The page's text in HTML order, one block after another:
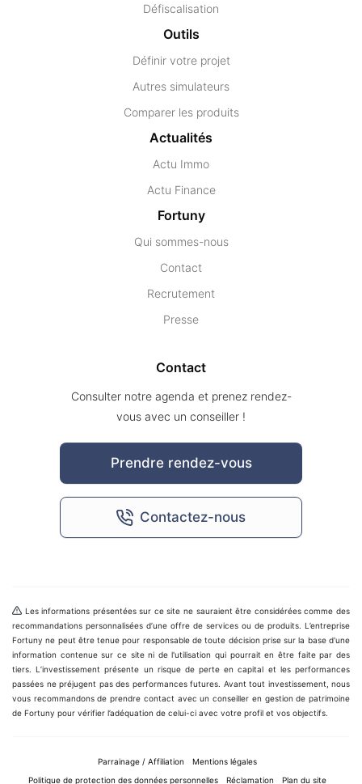
Défiscalisation
Outils
Définir votre projet
Autres simulateurs
Comparer les produits
Actualités
Actu Immo
Actu Finance
Fortuny
Qui sommes-nous
Contact
Recrutement
Presse
Contact
Consulter notre agenda et prenez rendez-
vous avec un conseiller !
Prendre rendez-vous
Contactez-nous
Les informations présentées sur ce site ne sauraient être considérées comme des
recommandations personnalisées d’une offre de services ou de produits. L’entreprise
Fortuny ne peut être tenue pour responsable de toute décision prise sur la base d'une
information contenue sur ce site ni de l'utilisation qui pourrait en être faite par des
tiers. L’investissement présente un risque de perte en capital et les performances
passées ne préjugent pas des performances futures. Avant tout investissement, nous
vous recommandons de prendre contact avec un conseiller en gestion de patrimoine
de Fortuny pour vérifier l’adéquation de celui-ci avec votre profil et vos objectifs.
Parrainage / Affiliation
Mentions légales
Politique de protection des données personnelles
Réclamation Plan du site